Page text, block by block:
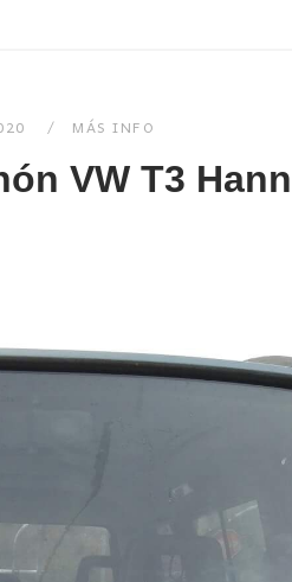
MÁS INFO
VW T3